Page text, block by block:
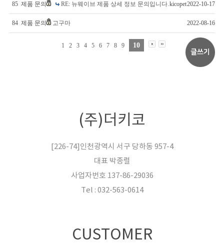
85 제품 문의 RE: 뉴웨이브 제품 상세 정보 문의입니다.kicopet2022-10-17
84 제품 문의 고구마 2022-08-16
1 2 3 4 5 6 7 8 9 10
(주)더키코
[226-74]인천광역시 서구 당하동 957-4
대표 박종렬
사업자번호 137-86-29036
Tel : 032-563-0614
CUSTOMER